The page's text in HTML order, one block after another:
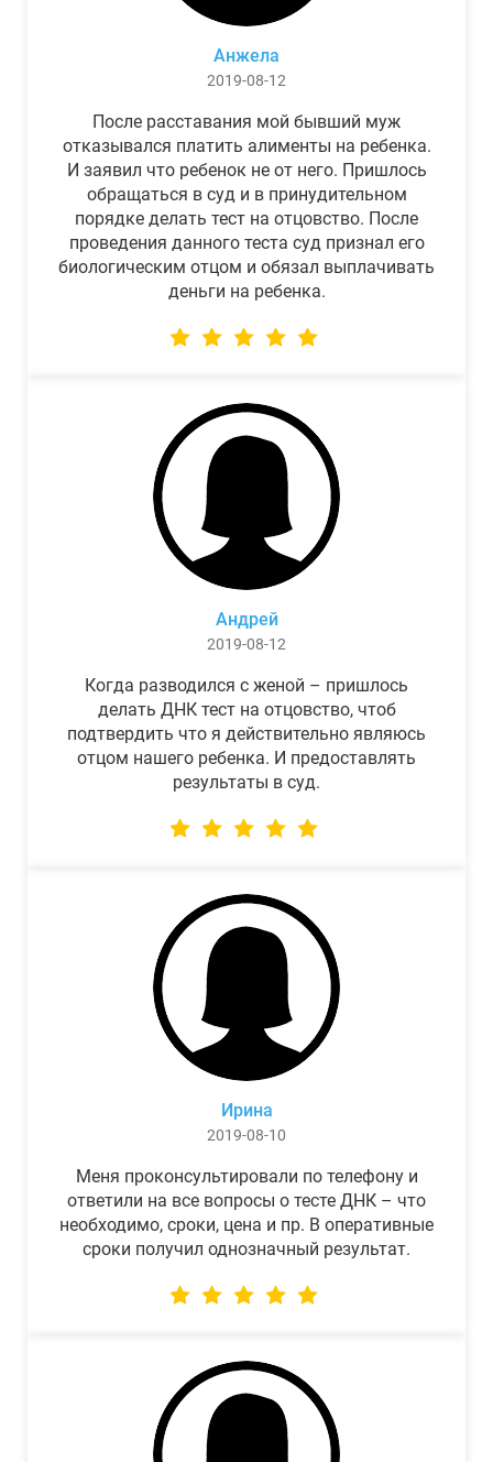
Анжела
2019-08-12
После расставания мой бывший муж
отказывался платить алименты на ребенка.
И заявил что ребенок не от него. Пришлось
обращаться в суд и в принудительном
порядке делать тест на отцовство. После
проведения данного теста суд признал его
биологическим отцом и обязал выплачивать
деньги на ребенка.
Андрей
2019-08-12
Когда разводился с женой – пришлось
делать ДНК тест на отцовство, чтоб
подтвердить что я действительно являюсь
отцом нашего ребенка. И предоставлять
результаты в суд.
Ирина
2019-08-10
Меня проконсультировали по телефону и
ответили на все вопросы о тесте ДНК – что
необходимо, сроки, цена и пр. В оперативные
сроки получил однозначный результат.